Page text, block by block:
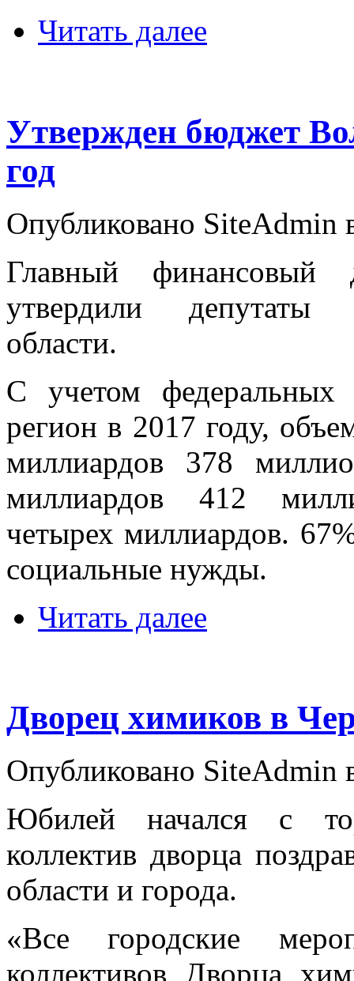
Читать далее
Утвержден бюджет
год
Опубликовано SiteAdmin
Главный финансовый
утвердили депутаты
области.
С учетом федеральных
регион в 2017 году,
миллиардов 378
миллиардов 412
четырех миллиардов.
социальные нужды.
Читать далее
Дворец химиков в
Опубликовано
Юбилей начался с
коллектив дворца
области и города.
«Все городские
коллективов Дворца